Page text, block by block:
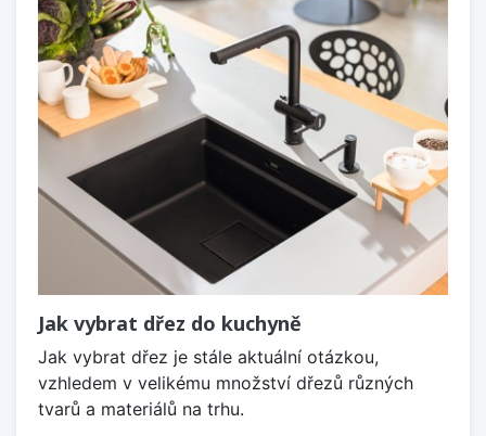
Jak vybrat dřez do kuchyně
Jak vybrat dřez je stále aktuální otázkou,
vzhledem v velikému množství dřezů různých
tvarů a materiálů na trhu.